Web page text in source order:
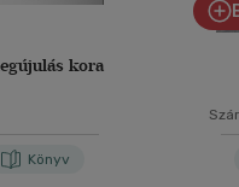
kora
Könyv